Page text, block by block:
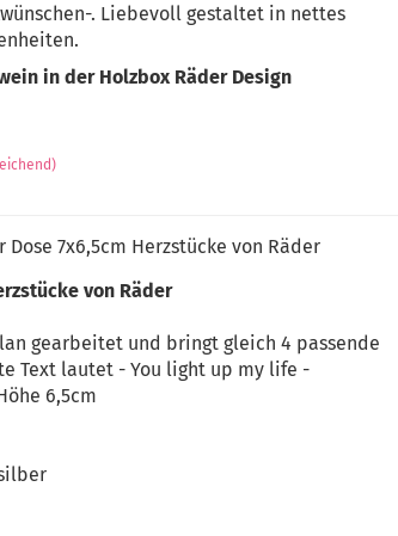
. Liebevoll gestaltet in nettes
in der Holzbox Räder Design
7x6,5cm Herzstücke von Räder
von Räder
gearbeitet und bringt gleich 4 passende
Text lautet - You light up my life -
6,5cm